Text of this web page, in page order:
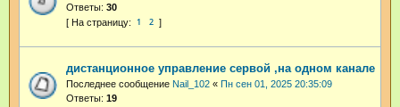
Ответы: 30
1 2
дистанционное управление сервой ,на одном канале
Последнее сообщение Nail_102 « Пн сен 01, 2025 20:35:09
Ответы: 19